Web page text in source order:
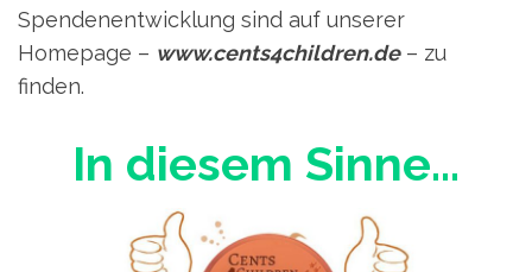
Spendenentwicklung sind auf unserer
Homepage – www.cents4children.de– zu
finden.
In diesem Sinne…